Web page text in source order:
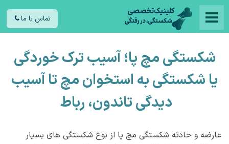
تماس با ما
شکستگی مچ پا؛ آسیب ترک خوردگی
یا شکستگی به استخوان مچ تا آسیب
دیدگی تاندون، رباط
عارضه و حادثه شکستگی مچ پا از نوع شکستگی های بسیار